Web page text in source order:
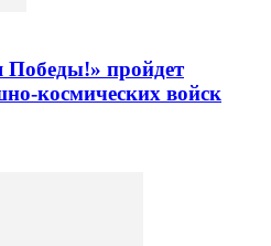
Победы!» пройдет
космических войск